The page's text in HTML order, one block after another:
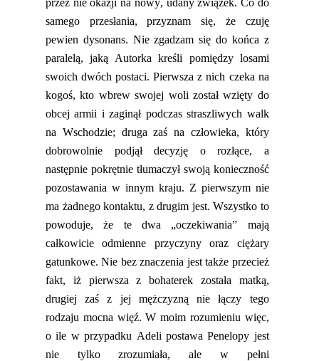
samego przesłania,przyznam się, że czuję
pewien dysonans. Nie zgadzam się do końca z
paralelą, jaką Autorka kreśli pomiędzy losami
swoich dwóch postaci. Pierwsza z nich czeka na
kogoś, kto wbrew swojej woli został wzięty do
obcej armii i zaginął podczas straszliwych walk
na Wschodzie; druga zaś na człowieka, który
dobrowolnie podjął decyzję o rozłące, a
następnie pokrętnie tłumaczył swoją konieczność
pozostawania w innym kraju. Z pierwszym nie
ma żadnego kontaktu, z drugim jest. Wszystko to
powoduje, że te dwa „oczekiwania” mają
całkowicie odmienne przyczyny oraz ciężary
gatunkowe. Nie bez znaczenia jest także przecież
fakt, iż pierwsza z bohaterek została matką,
drugiej zaś z jej mężczyzną nie łączy tego
rodzaju mocna więź. W moim rozumieniu więc,
o ile w przypadku Adeli postawa Penelopy jest
nie tylko zrozumiała, ale w pełni